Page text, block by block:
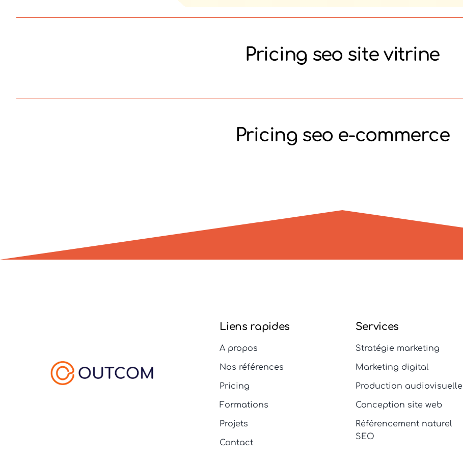
Pricing seo site vitrine
Pricing seo e-commerce
Liens rapides
A propos
Nos références
Pricing
Formations
Projets
Contact
Services
Stratégie marketing
Marketing digital
Production audiovisuelle
Conception site web
Référencement naturel
SEO